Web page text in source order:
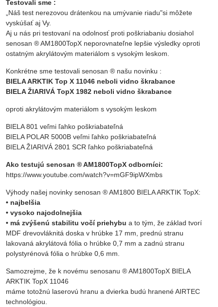
Testovali sme :
„Náš test nerezovou drátenkou na umývanie riadu"si môžete
vyskúšať aj Vy.
Aj u nás pri testovaní na odolnosť proti poškriabaniu dosiahol
senosan ® AM1800TopX neporovnateľne lepšie výsledky oproti
ostatným akrylátovým materiálom s vysokým leskom.
Konkrétne sme testovali senosan ® našu novinku :
BIELA ARKTIK Top X 11046 neboli vidno škrabance
BIELA ŽIARIVÁ TopX 1982 neboli vidno škrabance
oproti akrylátovým materiálom s vysokým leskom
BIELA 801 veľmi ľahko poškriabateľná
BIELA POLAR 5000B veľmi ľahko poškriabateľná
BIELA ŽIARIVÁ 2801 SCR ľahko poškriabateľná
Ako testujú senosan ® AM1800TopX odborníci:
https://www.youtube.com/watch?v=mGF9ipWXmbs
Výhody našej novinky senosan ® AM1800 BIELA ARKTIK TopX:
• najbelšia
• vysoko najodolnejšia
• má zvýšenú stabilitu vočí priehybu a to tým, že základ tvorí
MDF drevovláknitá doska v hrúbke 17 mm, prednú stranu
lakovaná akrylátová fólia o hrúbke 0,7 mm a zadnú stranu
polystyrénová fólia o hrúbke 0,6 mm.
Samozrejme, že k novému senosanu ® AM1800TopX BIELA
ARKTIK TopX 11046
máme totožnú laserovú hranu a dvierka budú hranené AIRTEC
technológiou.